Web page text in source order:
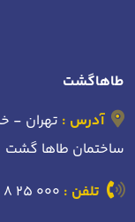
طاهاگشت
آدرس : تهران -
ساختمان طاها گشت
تلفن : 8 25 000